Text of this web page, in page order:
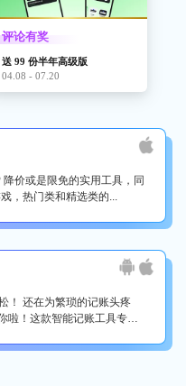
评论有奖
送 99 份半年高级版
04.08 - 07.20
价或是限免的实用工具，同
，热门类和精选类的...
！ 还在为繁琐的记账头疼
啦！这款智能记账工具专为